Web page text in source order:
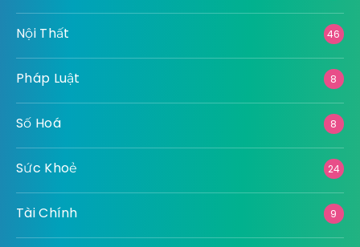
Nội Thất 46
Pháp Luật 8
Số Hoá 8
Sức Khoẻ 24
Tài Chính 9